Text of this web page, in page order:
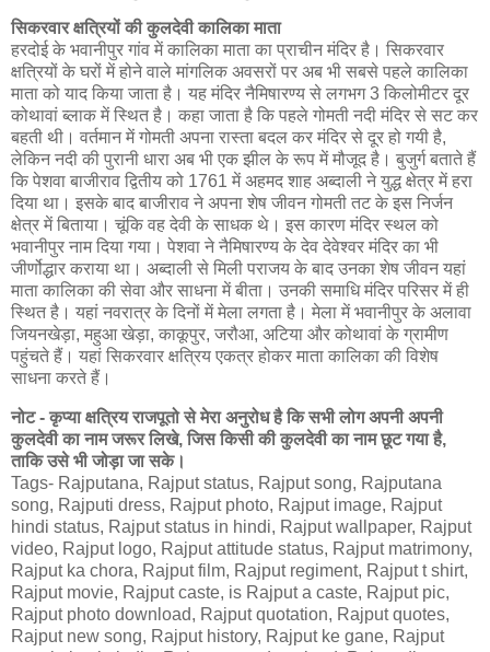
सिकरवार क्षत्रियों की कुलदेवी कालिका माता
हरदोई के भवानीपुर गांव में कालिका माता का प्राचीन मंदिर है। सिकरवार
क्षत्रियों के घरों में होने वाले मांगलिक अवसरों पर अब भी सबसे पहले कालिका
माता को याद किया जाता है। यह मंदिर नैमिषारण्य से लगभग 3 किलोमीटर दूर
कोथावां ब्लाक में स्थित है। कहा जाता है कि पहले गोमती नदी मंदिर से सट कर
बहती थी। वर्तमान में गोमती अपना रास्ता बदल कर मंदिर से दूर हो गयी है,
लेकिन नदी की पुरानी धारा अब भी एक झील के रूप में मौजूद है। बुजुर्ग बताते हैं
कि पेशवा बाजीराव द्वितीय को 1761 में अहमद शाह अब्दाली ने युद्ध क्षेत्र में हरा
दिया था। इसके बाद बाजीराव ने अपना शेष जीवन गोमती तट के इस निर्जन
क्षेत्र में बिताया। चूंकि वह देवी के साधक थे। इस कारण मंदिर स्थल को
भवानीपुर नाम दिया गया। पेशवा ने नैमिषारण्य के देव देवेश्वर मंदिर का भी
जीर्णोद्धार कराया था। अब्दाली से मिली पराजय के बाद उनका शेष जीवन यहां
माता कालिका की सेवा और साधना में बीता। उनकी समाधि मंदिर परिसर में ही
स्थित है। यहां नवरात्र के दिनों में मेला लगता है। मेला में भवानीपुर के अलावा
जियनखेड़ा, महुआ खेड़ा, काकूपुर, जरौआ, अटिया और कोथावां के ग्रामीण
पहुंचते हैं। यहां सिकरवार क्षत्रिय एकत्र होकर माता कालिका की विशेष
साधना करते हैं।
नोट - कृप्या क्षत्रिय राजपूतो से मेरा अनुरोध है कि सभी लोग अपनी अपनी
कुलदेवी का नाम जरूर लिखे, जिस किसी की कुलदेवी का नाम छूट गया है,
ताकि उसे भी जोड़ा जा सके।
Tags- Rajputana, Rajput status, Rajput song, Rajputana
song, Rajputi dress, Rajput photo, Rajput image, Rajput
hindi status, Rajput status in hindi, Rajput wallpaper, Rajput
video, Rajput logo, Rajput attitude status, Rajput matrimony,
Rajput ka chora, Rajput film, Rajput regiment, Rajput t shirt,
Rajput movie, Rajput caste, is Rajput a caste, Rajput pic,
Rajput photo download, Rajput quotation, Rajput quotes,
Rajput new song, Rajput history, Rajput ke gane, Rajput